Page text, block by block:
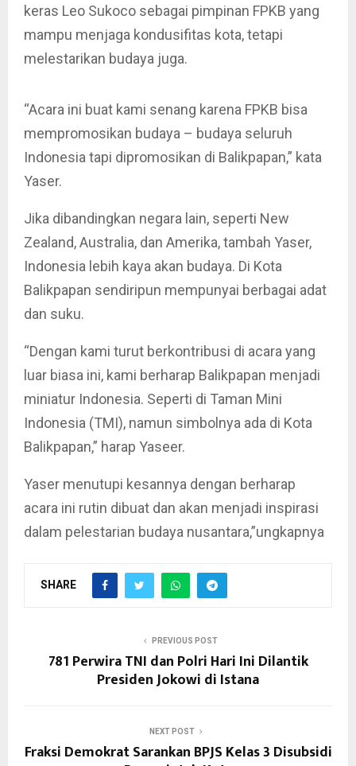
keras Leo Sukoco sebagai pimpinan FPKB yang
mampu menjaga kondusifitas kota, tetapi
melestarikan budaya juga.
“Acara ini buat kami senang karena FPKB bisa
mempromosikan budaya – budaya seluruh
Indonesia tapi dipromosikan di Balikpapan,” kata
Yaser.
Jika dibandingkan negara lain, seperti New
Zealand, Australia, dan Amerika, tambah Yaser,
Indonesia lebih kaya akan budaya. Di Kota
Balikpapan sendiripun mempunyai berbagai adat
dan suku.
“Dengan kami turut berkontribusi di acara yang
luar biasa ini, kami berharap Balikpapan menjadi
miniatur Indonesia. Seperti di Taman Mini
Indonesia (TMI), namun simbolnya ada di Kota
Balikpapan,” harap Yaseer.
Yaser menutupi kesannya dengan berharap
acara ini rutin dibuat dan akan menjadi inspirasi
dalam pelestarian budaya nusantara,”ungkapnya
SHARE
PREVIOUS POST
781 Perwira TNI dan Polri Hari Ini Dilantik
Presiden Jokowi di Istana
NEXT POST
Fraksi Demokrat Sarankan BPJS Kelas 3 Disubsidi